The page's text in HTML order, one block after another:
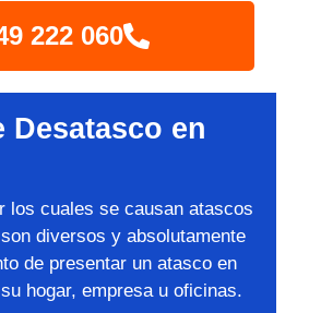
222 060
Desatasco en
los cuales se causan atascos
diversos y absolutamente
de presentar un atasco en
hogar, empresa u oficinas.